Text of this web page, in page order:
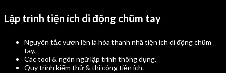
Lập trình tiện ích di động chũm tay
Nguyên tắc vươn lên là hóa thanh nhã tiện ích di động chũm
tay.
Các tool & ngôn ngữ lập trình thông dụng.
Quy trình kiểm thử & thi công tiện ích.